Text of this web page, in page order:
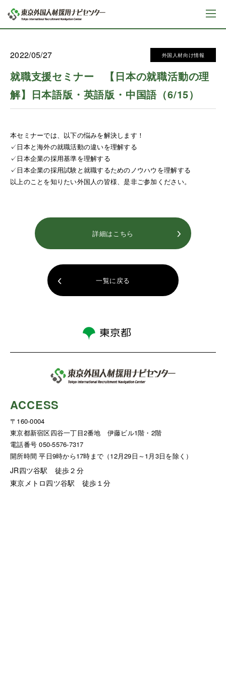
外国人材向け情報
2022/05/27
就職支援セミナー 【日本の就職活動の理
解】日本語版・英語版・中国語（6/15）
本セミナーでは、以下の悩みを解決します！
✓日本と海外の就職活動の違いを理解する
✓日本企業の採用基準を理解する
✓日本企業の採用試験と就職するためのノウハウを理解する
以上のことを知りたい外国人の皆様、是非ご参加ください。
詳細はこちら
一覧に戻る
ACCESS
〒160-0004
東京都新宿区四谷一丁目2番地 伊藤ビル1階・2階
電話番号 050-5576-7317
開所時間 平日9時から17時まで（12月29日～1月3日を除く）
JR四ツ谷駅 徒歩２分
東京メトロ四ツ谷駅 徒歩１分